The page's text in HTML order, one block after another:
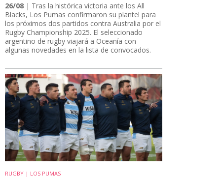
26/08 | Tras la histórica victoria ante los All
Blacks, Los Pumas confirmaron su plantel para
los próximos dos partidos contra Australia por el
Rugby Championship 2025. El seleccionado
argentino de rugby viajará a Oceanía con
algunas novedades en la lista de convocados.
RUGBY | LOS PUMAS